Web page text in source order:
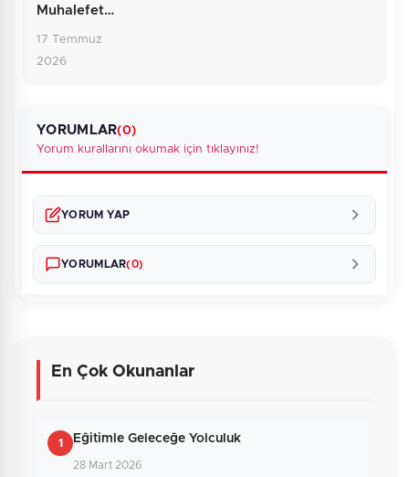
Muhalefette
CHP
17 Temmuz
2026
YORUMLAR(0)
Yorum kurallarını okumak için tıklayınız!
YORUM YAP
YORUMLAR(0)
En Çok Okunanlar
1 Eğitimle Geleceğe Yolculuk
28 Mart 2026